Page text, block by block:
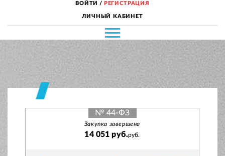
ВОЙТИ / РЕГИСТРАЦИЯ
ЛИЧНЫЙ КАБИНЕТ
№ 44-ФЗ
Закупка завершена
14 051 руб.руб.